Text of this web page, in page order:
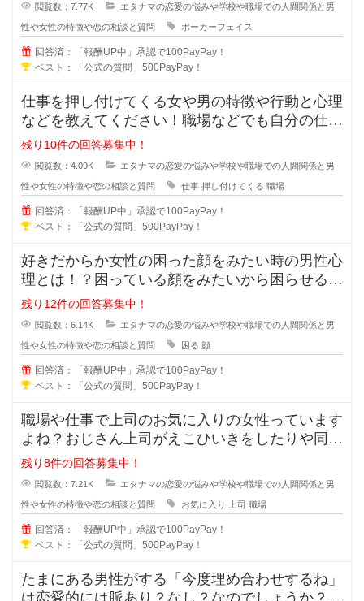
閲覧数：7.77K エタナマの恋愛の悩みや学校や職場での人間関係と男
性や女性の特徴や恋の相談と質問 ポーカーフェイス
回答済：「報酬UP中」承認で100PayPay！
ベスト：「公式の質問」500PayPay！
仕事を押し付けてくる女や男の特徴や行動と心理
などを教えてください！職場などでも自分の仕事
なのに人に押し付けてくる人ってい
残り10件の回答募集中！
閲覧数：4.09K エタナマの恋愛の悩みや学校や職場での人間関係と男
性や女性の特徴や恋の相談と質問 仕事 押し付けてくる 職場
回答済：「報酬UP中」承認で100PayPay！
ベスト：「公式の質問」500PayPay！
好きだからか女性の困った顔をみたい時の男性心
理とは！？困っている顔をみたいから困らせる男
性っていますよね？困らせて困った
残り12件の回答募集中！
閲覧数：6.14K エタナマの恋愛の悩みや学校や職場での人間関係と男
性や女性の特徴や恋の相談と質問 困る 顔
回答済：「報酬UP中」承認で100PayPay！
ベスト：「公式の質問」500PayPay！
職場や仕事で上司のお気に入りの女性っています
よね？おじさん上司がえこひいきをしたりや同じ
事をしているのに褒められるのはお
残り8件の回答募集中！
閲覧数：7.21K エタナマの恋愛の悩みや学校や職場での人間関係と男
性や女性の特徴や恋の相談と質問 お気に入り 上司 職場
回答済：「報酬UP中」承認で100PayPay！
ベスト：「公式の質問」500PayPay！
たまにある男性がする「今度埋め合わせするね」
は恋愛的には脈あり？なし？なのでしょうか？本